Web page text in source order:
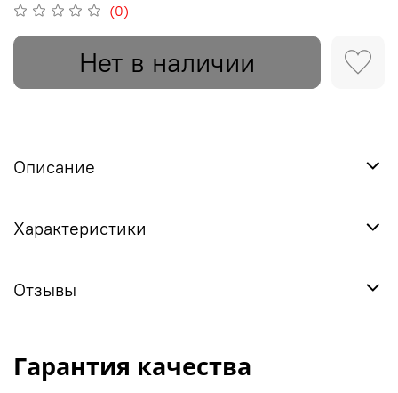
(0)
Нет в наличии
Описание
Характеристики
Отзывы
Гарантия качества